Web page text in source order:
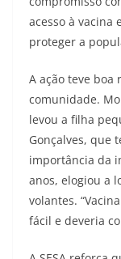
acesso à vacina
proteger a
A ação teve
comunidade.
levou a filha
Gonçalves, que
importância da
anos, elogiou a
volantes.
fácil e deveria